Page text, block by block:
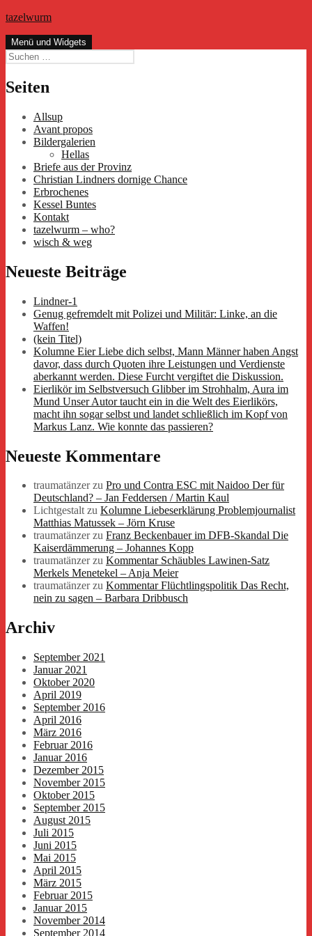
Zum
springen
tazelwurm
Menü und Widgets
Suchen
nach:
Seiten
Allsup
Avant propos
Bildergalerien
Hellas
Briefe aus der Provinz
Christian Lindners dornige Chance
Erbrochenes
Kessel Buntes
Kontakt
tazelwurm – who?
wisch & weg
Neueste Beiträge
Lindner-1
Genug gefremdelt mit Polizei und Militär: Linke, an die
Waffen!
(kein Titel)
Kolumne Eier Liebe dich selbst, Mann Männer haben Angst
davor, dass durch Quoten ihre Leistungen und Verdienste
aberkannt werden. Diese Furcht vergiftet die Diskussion.
Eierlikör im Selbstversuch Glibber im Strohhalm, Aura im
Mund Unser Autor taucht ein in die Welt des Eierlikörs,
macht ihn sogar selbst und landet schließlich im Kopf von
Markus Lanz. Wie konnte das passieren?
Neueste Kommentare
traumatänzerzu Pro und Contra ESC mit Naidoo Der für
Deutschland? – Jan Feddersen / Martin Kaul
Lichtgestaltzu Kolumne Liebeserklärung Problemjournalist
Matthias Matussek – Jörn Kruse
traumatänzerzu Franz Beckenbauer im DFB-Skandal Die
Kaiserdämmerung – Johannes Kopp
traumatänzerzu Kommentar Schäubles Lawinen-Satz
Merkels Menetekel – Anja Meier
traumatänzerzu Kommentar Flüchtlingspolitik Das Recht,
nein zu sagen – Barbara Dribbusch
Archiv
September 2021
Januar 2021
Oktober 2020
April 2019
September 2016
April 2016
März 2016
Februar 2016
Januar 2016
Dezember 2015
November 2015
Oktober 2015
September 2015
August 2015
Juli 2015
Juni 2015
Mai 2015
April 2015
März 2015
Februar 2015
Januar 2015
November 2014
September 2014